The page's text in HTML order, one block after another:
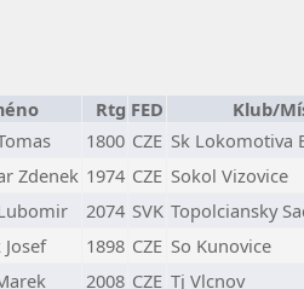
Rtg FED
Klub/
1800 CZE Sk Lokomotiva
Zdenek 1974 CZE Sokol Vizovice
2074 SVK Topolciansky
1898 CZE So Kunovice
2008 CZE Tj Vlcnov